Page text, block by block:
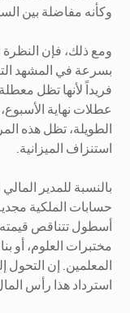
وكأنه مفاضلة بين
ومع ذلك، فإن النظرة
بسرعة في المشهد
فريداً لأنها تظل
عطلات نهاية
الطويلة، تظل هذه
استنزاف الميزانية.
بالنسبة للمدير المالي
أسطول تتناقص
مختبرات العلوم، أو
المعلمين. إن التحول
استرداد هذا رأس